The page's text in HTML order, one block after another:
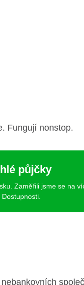
Fungují nonstop.
půjčky
Zaměřili jsme se na